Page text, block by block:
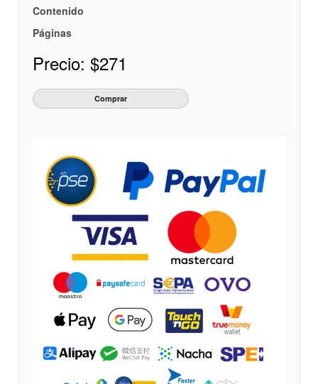
Contenido
Páginas
Precio: $271